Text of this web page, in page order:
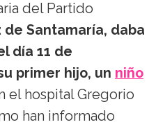
del Partido
de Santamaría, daba
día 11 de
primer hijo, un niño
el hospital Gregorio
han informado